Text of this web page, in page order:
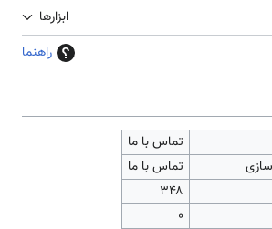
ابزارها
راهنما
تماس با ما
تماس با ما
۳۴۸
0